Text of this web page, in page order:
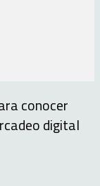
conocer
digital